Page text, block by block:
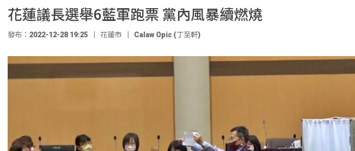
花蓮議長選舉6藍軍跑票 黨內風暴續燃燒
發布：2022-12-28 19:25 花蓮市 Calaw Opic (丁至軒)